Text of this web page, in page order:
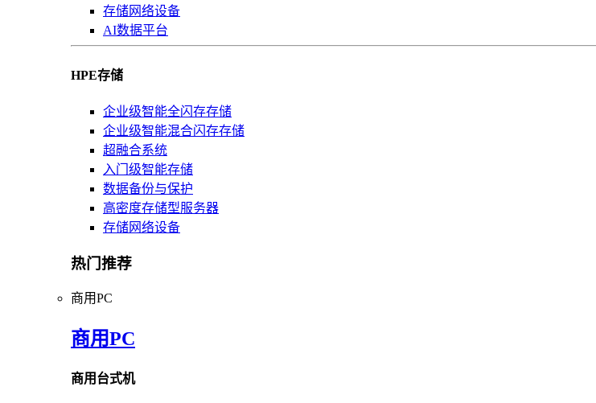
存储网络设备
AI数据平台
HPE存储
企业级智能全闪存存储
企业级智能混合闪存存储
超融合系统
入门级智能存储
数据备份与保护
高密度存储型服务器
存储网络设备
热门推荐
商用PC
商用PC
商用台式机